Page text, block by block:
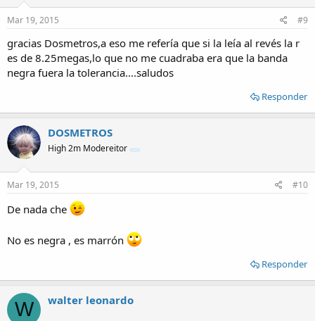
Mar 19, 2015 #9
gracias Dosmetros,a eso me refería que si la leía al revés la r
es de 8.25megas,lo que no me cuadraba era que la banda
negra fuera la tolerancia....saludos
Responder
DOSMETROS
High 2m Modereitor
Mar 19, 2015 #10
De nada che
No es negra , es marrón
Responder
W walter leonardo